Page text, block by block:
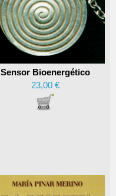
Sensor Bioenergético
23,00 €